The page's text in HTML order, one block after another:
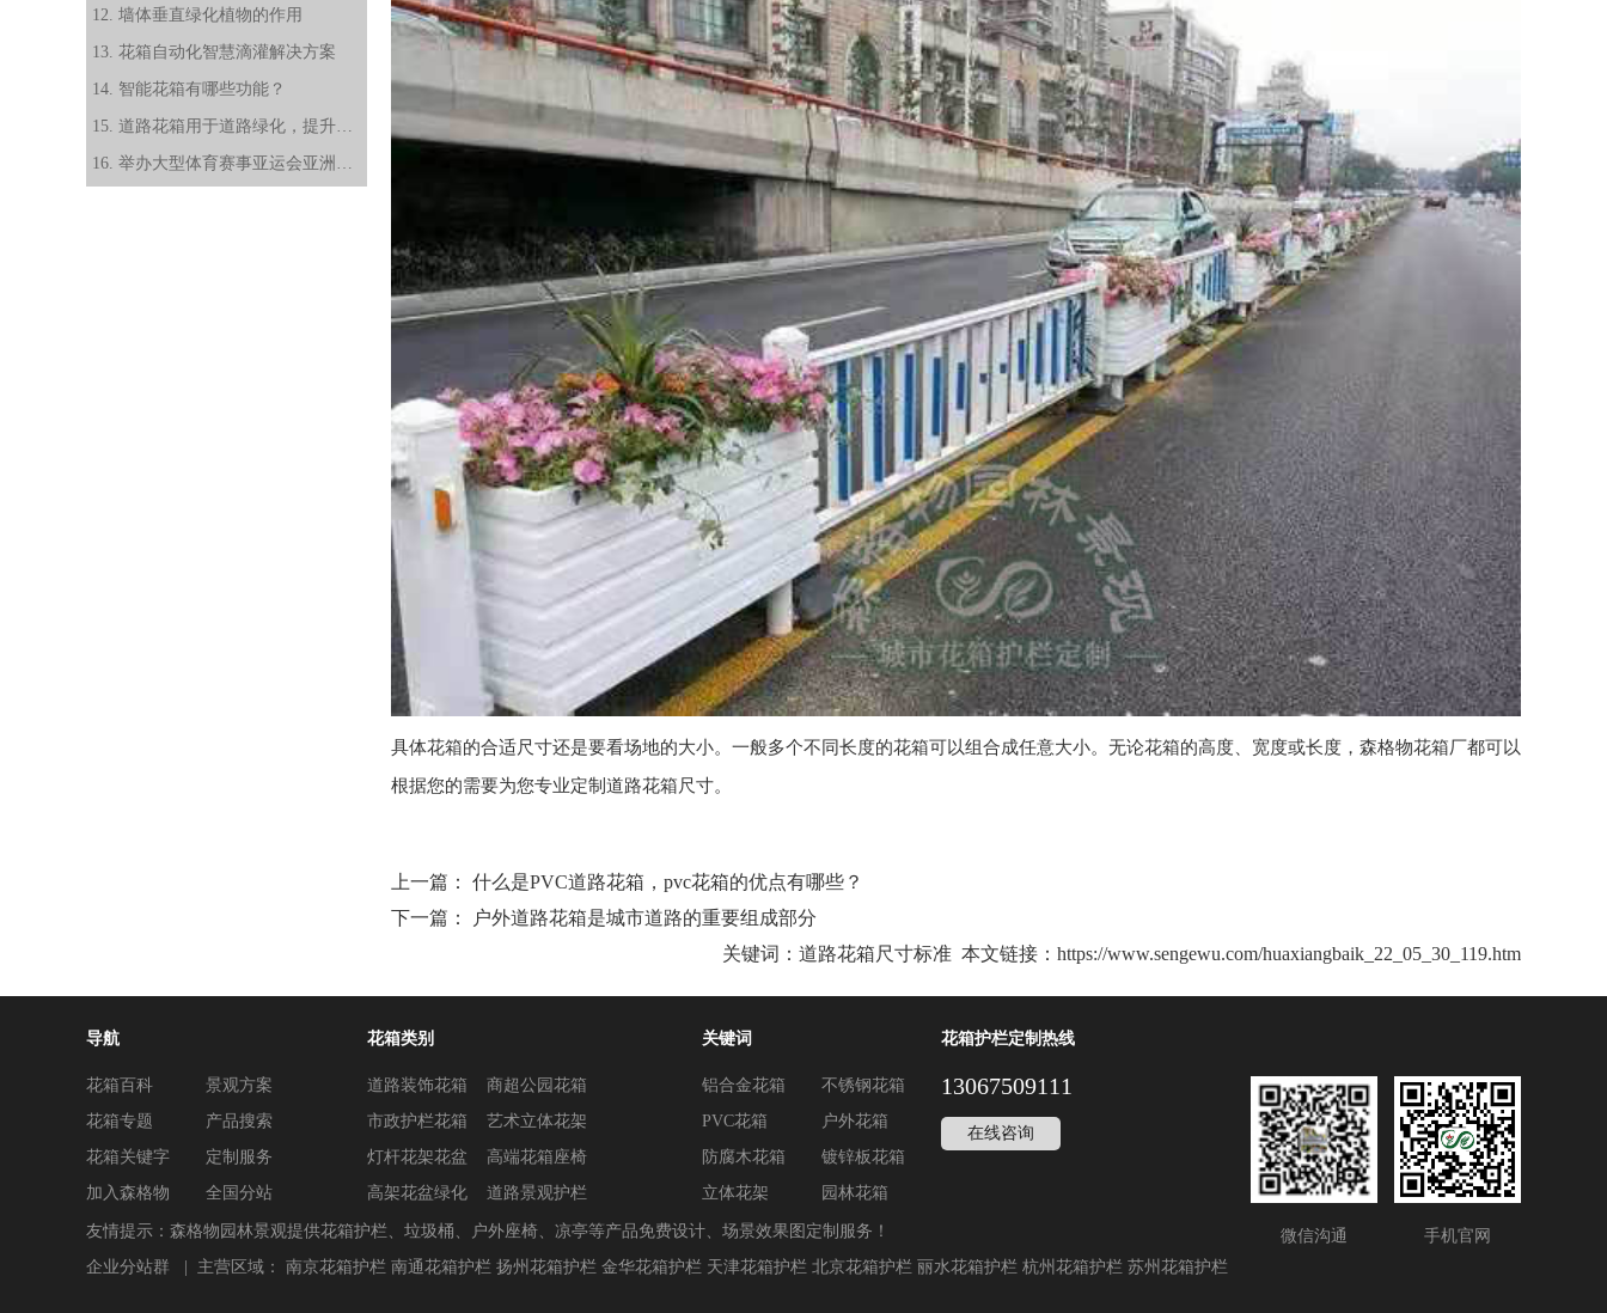
12. 墙体垂直绿化植物的作用
13. 花箱自动化智慧滴灌解决方案
14. 智能花箱有哪些功能？
15. 道路花箱用于道路绿化，提升城市景观的几个作用
16. 举办大型体育赛事亚运会亚洲杯，道路花箱对提升城市形象的帮助
具体花箱的合适尺寸还是要看场地的大小。一般多个不同长度的花箱可以组合成任意大小。无论花箱的高度、宽度或长度， 森格物花箱厂都可以
根据您的需要为您专业定制 道路花箱尺寸。
上一篇： 什么是PVC道路花箱，pvc花箱的优点有哪些？
下一篇：
户外道路花箱是城市道路的重要组成部分
关键词： 道路花箱尺寸标准 本文链接： https://www.sengewu.com/huaxiangbaik_22_05_30_119.htm
导航
花箱百科
景观方案
花箱专题
产品搜索
花箱关键字
定制服务
加入森格物
全国分站
花箱类别
道路装饰花箱
商超公园花箱
市政护栏花箱
艺术立体花架
灯杆花架花盆
高端花箱座椅
高架花盆绿化
道路景观护栏
关键词
铝合金花箱
不锈钢花箱
PVC花箱
户外花箱
防腐木花箱
镀锌板花箱
立体花架
园林花箱
花箱护栏定制热线
13067509111
在线咨询
微信沟通 手机官网
友情提示：森格物园林景观提供花箱护栏、垃圾桶、户外座椅、凉亭等产品免费设计、场景效果图定制服务！
企业分站群
| 主营区域： 南京花箱护栏 南通花箱护栏 扬州花箱护栏 金华花箱护栏 天津花箱护栏 北京花箱护栏 丽水花箱护栏 杭州花箱护栏 苏州花箱护栏